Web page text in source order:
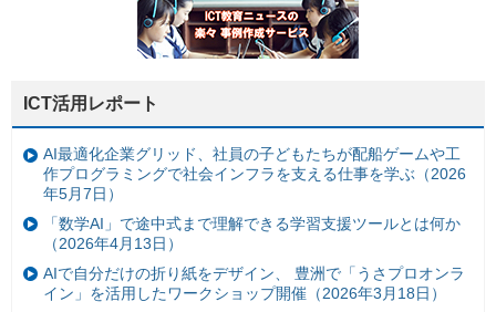
ICT活用レポート
AI最適化企業グリッド、社員の子どもたちが配船ゲームや工
作プログラミングで社会インフラを支える仕事を学ぶ（2026
年5月7日）
「数学AI」で途中式まで理解できる学習支援ツールとは何か
（2026年4月13日）
AIで自分だけの折り紙をデザイン、 豊洲で「うさプロオンラ
イン」を活用したワークショップ開催（2026年3月18日）